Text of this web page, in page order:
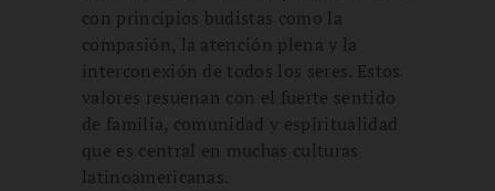
con principios budistas como la
compasión, la atención plena y la
interconexión de todos los seres. Estos
valores resuenan con el fuerte sentido
de familia, comunidad y espiritualidad
que es central en muchas culturas
latinoamericanas.